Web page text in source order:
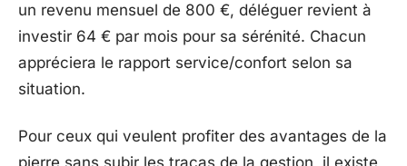
un revenu mensuel de 800 €, déléguer revient à
investir 64 € par mois pour sa sérénité. Chacun
appréciera le rapport service/confort selon sa
situation.
Pour ceux qui veulent profiter des avantages de la
pierre sans subir les tracas de la gestion, il existe